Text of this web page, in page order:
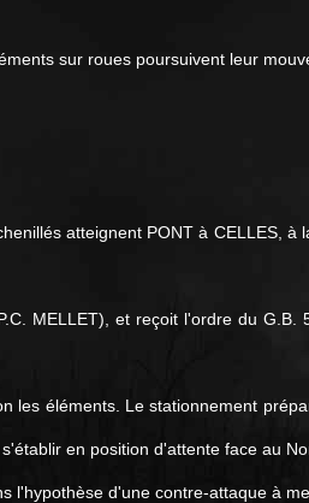
sur roues poursuivent leur
atteignent PONT à CELLES,
MELLET), et reçoit l'ordre du G.B.
les éléments. Le stationnement
en position d'attente face au
l'hypothèse d'une contre-attaque à